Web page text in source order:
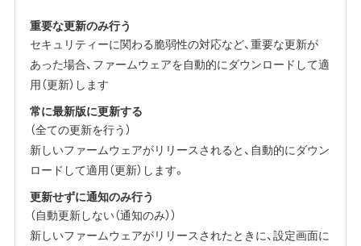
重要な更新のみ行う
セキュリティーに関わる脆弱性の対応など、重要な更新が
あった場合、ファームウェアを自動的にダウンロードして適
用（更新）します
常に最新版に更新する
（全ての更新を行う）
新しいファームウェアがリリースされると、自動的にダウン
ロードして適用（更新）します。
更新せずに通知のみ行う
（自動更新しない（通知のみ））
新しいファームウェアがリリースされたときに、設定画面に